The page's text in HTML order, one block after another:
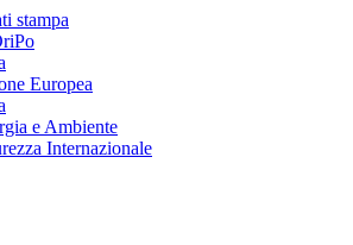
stampa
Europea
e Ambiente
Internazionale